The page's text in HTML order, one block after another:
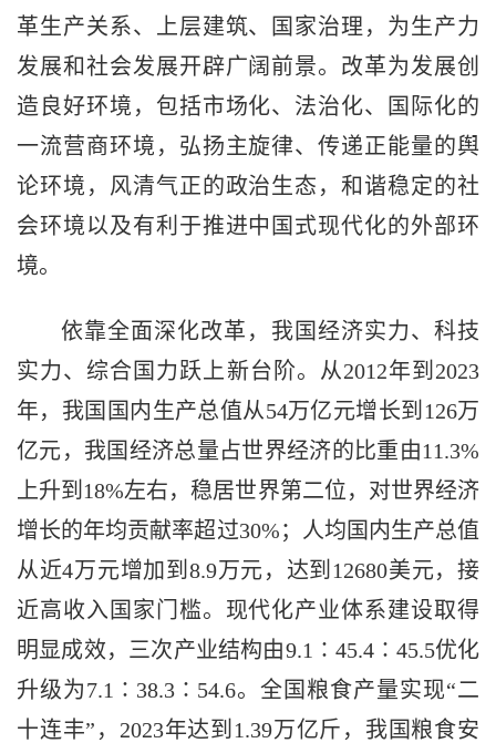
革生产关系、上层建筑、国家治理，为生产力
发展和社会发展开辟广阔前景。改革为发展创
造良好环境，包括市场化、法治化、国际化的
一流营商环境，弘扬主旋律、传递正能量的舆
论环境，风清气正的政治生态，和谐稳定的社
会环境以及有利于推进中国式现代化的外部环
境。
依靠全面深化改革，我国经济实力、科技
实力、综合国力跃上新台阶。从2012年到2023
年，我国国内生产总值从54万亿元增长到126万
亿元，我国经济总量占世界经济的比重由11.3%
上升到18%左右，稳居世界第二位，对世界经济
增长的年均贡献率超过30%；人均国内生产总值
从近4万元增加到8.9万元，达到12680美元，接
近高收入国家门槛。现代化产业体系建设取得
明显成效，三次产业结构由9.1∶45.4∶45.5优化
升级为7.1∶38.3∶54.6。全国粮食产量实现“二
十连丰”，2023年达到1.39万亿斤，我国粮食安